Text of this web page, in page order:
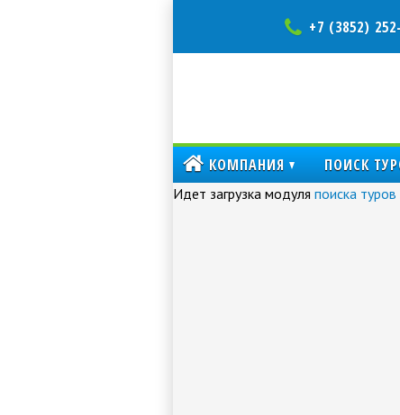
+7 (3852)
КОМПАНИЯ ПОИСК
Идет загрузка модуля поиска туров